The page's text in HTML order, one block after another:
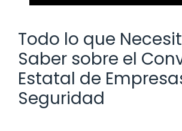
Todo lo que
Saber sobre el
Estatal de
Seguridad